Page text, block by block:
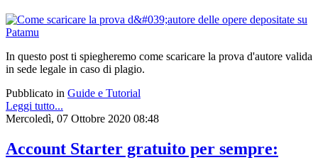
In questo post ti spiegheremo come scaricare la prova d'autore valida
in sede legale in caso di plagio.
Pubblicato in Guide e Tutorial
Leggi tutto...
Mercoledì, 07 Ottobre 2020 08:48
Account Starter gratuito per sempre: